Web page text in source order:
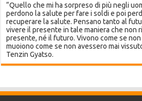
“Quello che mi ha sorpreso di più negli
perdono la salute per fare i soldi e poi
recuperare la salute. Pensano tanto al
vivere il presente in tale maniera che non
presente, né il futuro. Vivono come se
muoiono come se non avessero mai
Tenzin Gyatso.